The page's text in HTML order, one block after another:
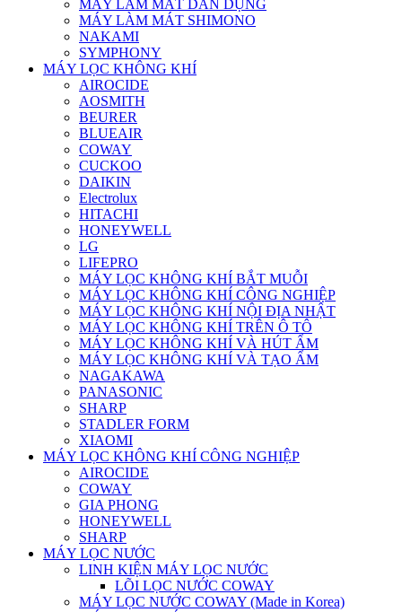
MÁY LÀM MÁT DÂN DỤNG
MÁY LÀM MÁT SHIMONO
NAKAMI
SYMPHONY
MÁY LỌC KHÔNG KHÍ
AIROCIDE
AOSMITH
BEURER
BLUEAIR
COWAY
CUCKOO
DAIKIN
Electrolux
HITACHI
HONEYWELL
LG
LIFEPRO
MÁY LỌC KHÔNG KHÍ BẮT MUỖI
MÁY LỌC KHÔNG KHÍ CÔNG NGHIỆP
MÁY LỌC KHÔNG KHÍ NỘI ĐỊA NHẬT
MÁY LỌC KHÔNG KHÍ TRÊN Ô TÔ
MÁY LỌC KHÔNG KHÍ VÀ HÚT ẨM
MÁY LỌC KHÔNG KHÍ VÀ TẠO ẨM
NAGAKAWA
PANASONIC
SHARP
STADLER FORM
XIAOMI
MÁY LỌC KHÔNG KHÍ CÔNG NGHIỆP
AIROCIDE
COWAY
GIA PHONG
HONEYWELL
SHARP
MÁY LỌC NƯỚC
LINH KIỆN MÁY LỌC NƯỚC
LÕI LỌC NƯỚC COWAY
MÁY LỌC NƯỚC COWAY (Made in Korea)